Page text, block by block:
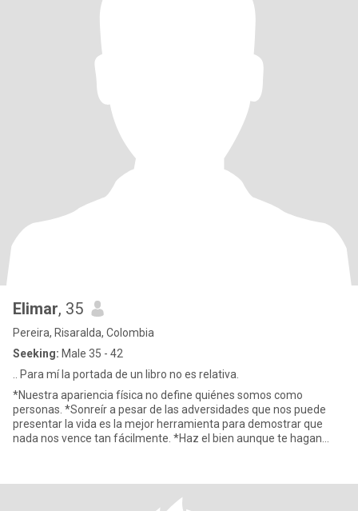
Elimar, 35
Pereira, Risaralda, Colombia
Seeking: Male 35 - 42
.. Para mí la portada de un libro no es relativa.
*Nuestra apariencia física no define quiénes somos como
personas. *Sonreír a pesar de las adversidades que nos puede
presentar la vida es la mejor herramienta para demostrar que
nada nos vence tan fácilmente. *Haz el bien aunque te hagan